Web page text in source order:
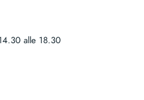
alle 18.30